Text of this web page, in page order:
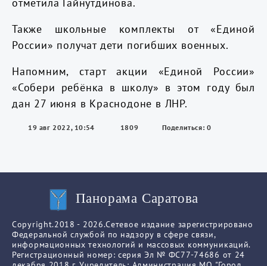
Также школьные комплекты от «Единой
России» получат дети погибших военных.
Напомним, старт акции «Единой России»
«Собери ребёнка в школу» в этом году был
дан 27 июня в Краснодоне в ЛНР.
19 авг 2022, 10:54 1809 Поделиться: 0
Панорама Саратова
Copyright.2018 - 2026.Сетевое издание зарегистрировано
Федеральной службой по надзору в сфере связи,
информационных технологий и массовых коммуникаций.
Регистрационный номер: серия Эл № ФС77-74686 от 24